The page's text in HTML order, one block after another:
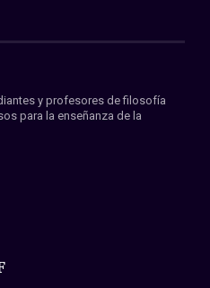
y profesores de filosofía
para la enseñanza de la